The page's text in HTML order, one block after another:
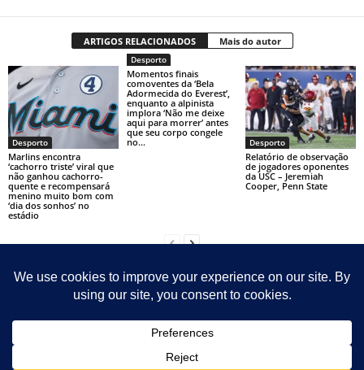
ARTIGOS RELACIONADOS Mais do autor
Desporto
Marlins encontra
‘cachorro triste’ viral que
não ganhou cachorro-
quente e recompensará
menino muito bom com
‘dia dos sonhos’ no
estádio
Desporto
Momentos finais
comoventes da ‘Bela
Adormecida do Everest’,
enquanto a alpinista
implora ‘Não me deixe
aqui para morrer’ antes
que seu corpo congele
no...
Desporto
Relatório de observação
de jogadores oponentes
da USC – Jeremiah
Cooper, Penn State